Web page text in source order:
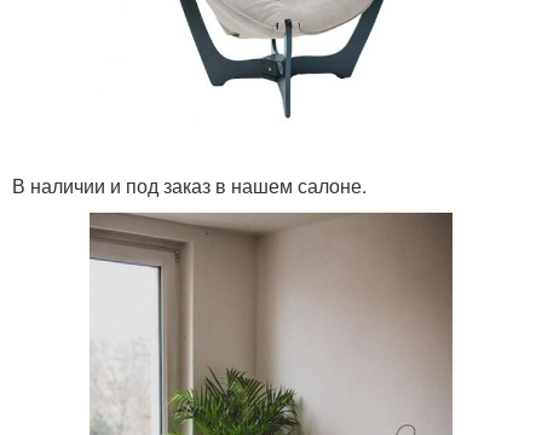
В наличии и под заказ в нашем салоне.